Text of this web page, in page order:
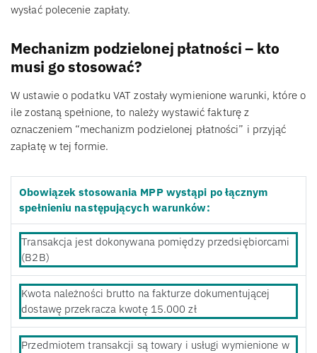
wysłać polecenie zapłaty.
Mechanizm podzielonej płatności – kto
musi go stosować?
W ustawie o podatku VAT zostały wymienione warunki, które o
ile zostaną spełnione, to należy wystawić fakturę z
oznaczeniem “mechanizm podzielonej płatności” i przyjąć
zapłatę w tej formie.
Obowiązek stosowania MPP wystąpi po łącznym
spełnieniu następujących warunków:
Transakcja jest dokonywana pomiędzy przedsiębiorcami
(B2B)
Kwota należności brutto na fakturze dokumentującej
dostawę przekracza kwotę 15.000 zł
Przedmiotem transakcji są towary i usługi wymienione w